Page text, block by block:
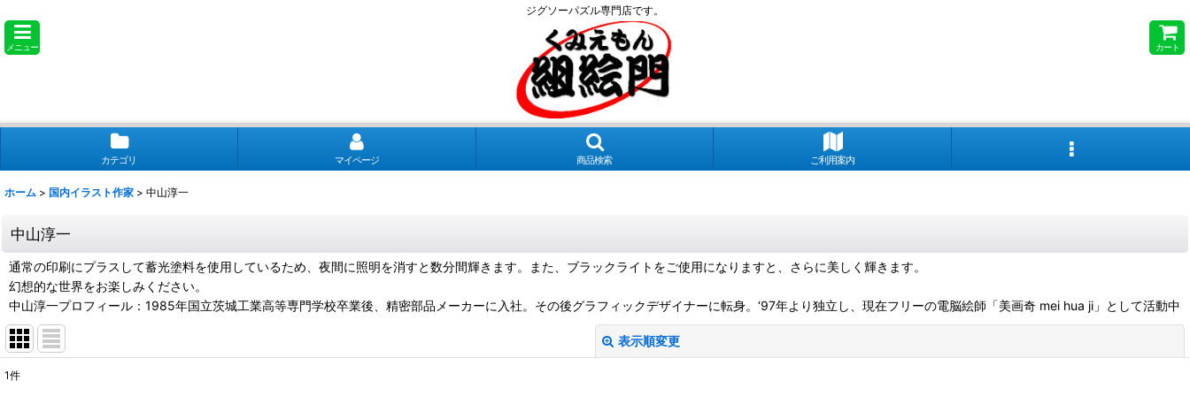
ジグソーパズル専門店です。
メニュー カート
カテゴリ マイページ 商品検索 ご利用案内
ホーム > 国内イラスト作家 > 中山淳一
中山淳一
通常の印刷にプラスして蓄光塗料を使用しているため、夜間に照明を消すと数分間輝きます。また、ブラックライトをご使用になりますと、さらに美しく輝きます。
幻想的な世界をお楽しみください。
中山淳一プロフィール：1985年国立茨城工業高等専門学校卒業後、精密部品メーカーに入社。その後グラフィックデザイナーに転身。‘97年より独立し、現在フリーの電脳絵師「美画奇 mei hua ji」として活動中
表示順変更
1件